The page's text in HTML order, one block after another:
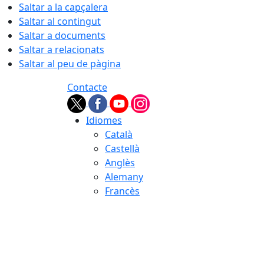
Saltar a la capçalera
Saltar al contingut
Saltar a documents
Saltar a relacionats
Saltar al peu de pàgina
Contacte
Idiomes
Català
Castellà
Anglès
Alemany
Francès